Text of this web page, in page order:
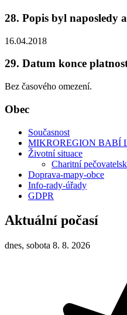
28. Popis byl naposledy
16.04.2018
29. Datum konce
Bez časového omezení.
Obec
Současnost
MIKROREGION BABÍ
Životní situace
Charitní
Doprava-mapy-obce
Info-rady-úřady
GDPR
Aktuální počasí
dnes, sobota 8. 8. 2026